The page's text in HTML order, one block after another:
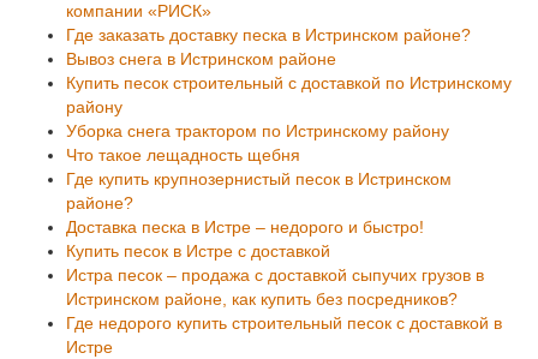
компании «РИСК»
Где заказать доставку песка в Истринском районе?
Вывоз снега в Истринском районе
Купить песок строительный с доставкой по Истринскому
району
Уборка снега трактором по Истринскому району
Что такое лещадность щебня
Где купить крупнозернистый песок в Истринском
районе?
Доставка песка в Истре – недорого и быстро!
Купить песок в Истре с доставкой
Истра песок – продажа с доставкой сыпучих грузов в
Истринском районе, как купить без посредников?
Где недорого купить строительный песок с доставкой в
Истре